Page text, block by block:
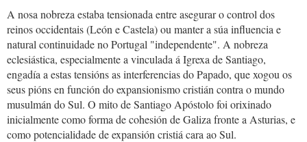
A nosa nobreza estaba tensionada entre asegurar o control dos
reinos occidentais (León e Castela) ou manter a súa influencia e
natural continuidade no Portugal "independente". A nobreza
eclesiástica, especialmente a vinculada á Igrexa de Santiago,
engadía a estas tensións as interferencias do Papado, que xogou os
seus pións en función do expansionismo cristián contra o mundo
musulmán do Sul. O mito de Santiago Apóstolo foi orixinado
inicialmente como forma de cohesión de Galiza fronte a Asturias, e
como potencialidade de expansión cristiá cara ao Sul.